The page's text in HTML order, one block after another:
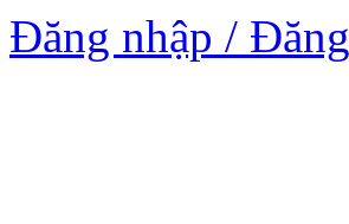
Đăng nhập /